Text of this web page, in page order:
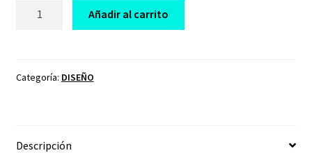
GARZON
Añadir al carrito
Categoría: DISEÑO
Descripción